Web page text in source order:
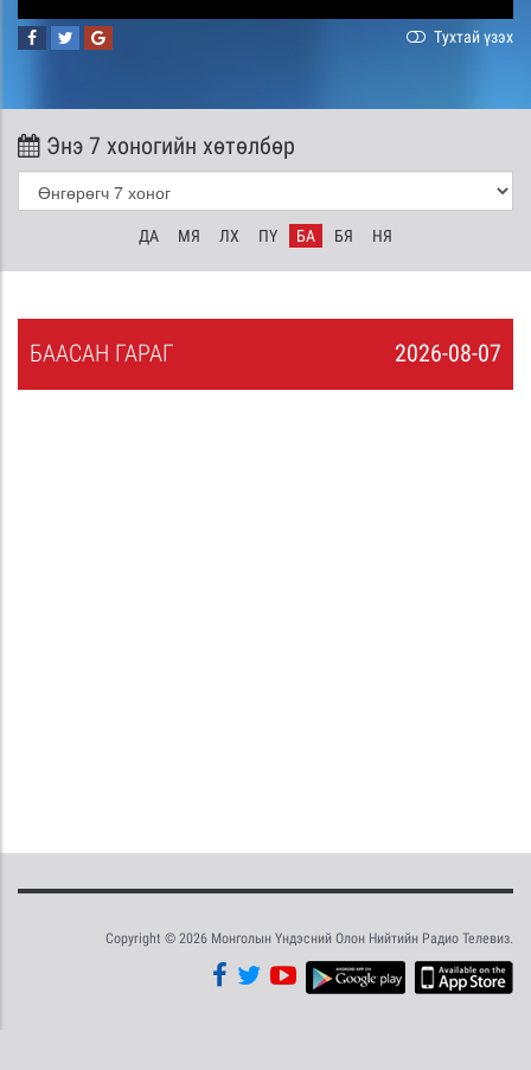
Тухтай үзэх
Энэ 7 хоногийн хөтөлбөр
ДА МЯ ЛХ ПҮ БА БЯ НЯ
2026-08-07
БААСАН ГАРАГ
Copyright © 2026 Монголын Үндэсний Олон Нийтийн Радио Телевиз.